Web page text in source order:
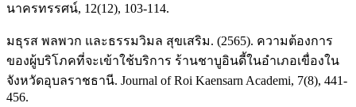
นาครทรรศน์, 12(12), 103-114.
มธุรส พลพวก และธรรมวิมล สุขเสริม. (2565). ความต้องการ
ของผู้บริโภคที่จะเข้าใช้บริการ ร้านชาบูอินดี้ในอำเภอเขื่องใน
จังหวัดอุบลราชธานี. Journal of Roi Kaensarn Academi, 7(8), 441-
456.